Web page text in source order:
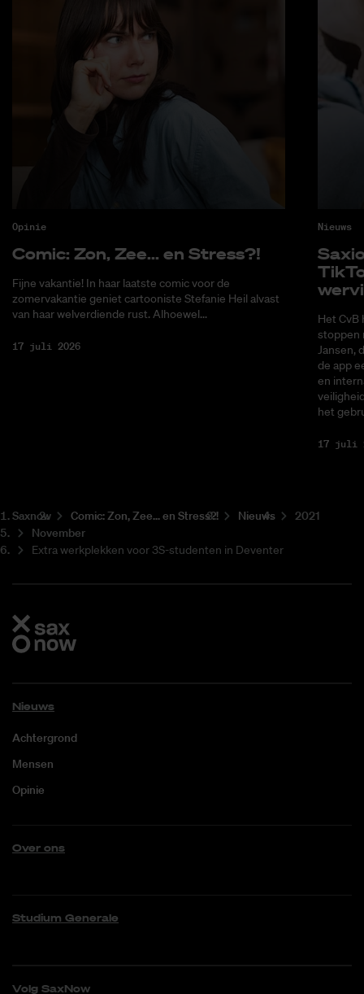
Opinie
Co­mic: Zon, Zee... en Stress?!
Fijne vakantie! In haar laatste comic voor de
zomervakantie geniet cartooniste Stefanie Heil alvast
van haar welverdiende rust. Alhoewel...
17 juli 2026
Nieuws
Het CvB
stoppen
Jansen,
de app
en
het
17 juli
Saxnow Co­mic: Zon, Zee... en Stress?! Nieuws
2021
November
Extra werkplekken voor 3S-studenten in Deventer
Nieuws
Achtergrond
Mensen
Opinie
Over ons
Studium Generale
Volg SaxNow